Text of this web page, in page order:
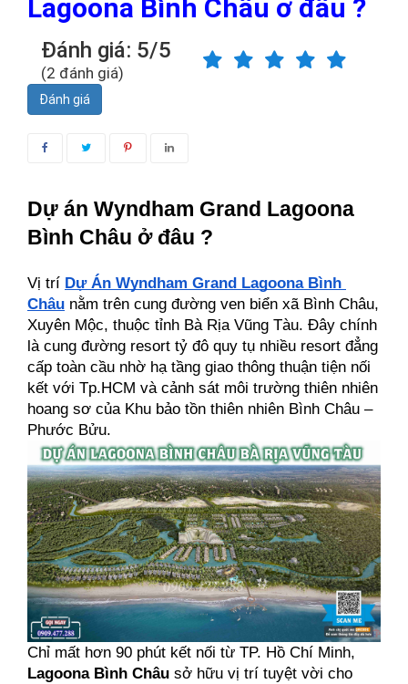
Lagoona Bình Châu ở đâu ?
Đánh giá: 5/5
(2 đánh giá)
Đánh giá
Dự án Wyndham Grand Lagoona
Bình Châu ở đâu ?
Vị trí Dự Án Wyndham Grand Lagoona Bình
Châu nằm trên cung đường ven biển xã Bình Châu,
Xuyên Mộc, thuộc tỉnh Bà Rịa Vũng Tàu. Đây chính
là cung đường resort tỷ đô quy tụ nhiều resort đẳng
cấp toàn cầu nhờ hạ tầng giao thông thuận tiện nối
kết với Tp.HCM và cảnh sát môi trường thiên nhiên
hoang sơ của Khu bảo tồn thiên nhiên Bình Châu –
Phước Bửu.
Lagoona Bình Châu sở hữu vị trí tuyệt vời cho